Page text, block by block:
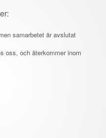
samarbetet är avslutat
oss, och återkommer inom